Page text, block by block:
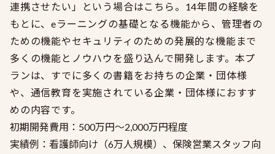
連携させたい」という場合はこちら。14年間の経験を
もとに、eラーニングの基礎となる機能から、管理者の
ための機能やセキュリティのための発展的な機能まで
多くの機能とノウハウを盛り込んで開発します。本プ
ランは、すでに多くの書籍をお持ちの企業・団体様
や、通信教育を実施されている企業・団体様におすす
めの内容です。
初期開発費用：500万円〜2,000万円程度
実績例：看護師向け（6万人規模）、保険営業スタッフ向